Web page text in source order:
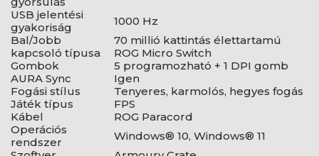
USB jelentési
gyakoriság
1000 Hz
Bal/Jobb
kapcsoló típusa
70 millió kattintás élettartamú
ROG Micro Switch
Gombok
5 programozható + 1 DPI gomb
AURA Sync
Igen
Fogási stílus
Tenyeres, karmolós, hegyes fogás
Játék típus
FPS
Kábel
ROG Paracord
Operációs
rendszer
Windows® 10, Windows® 11